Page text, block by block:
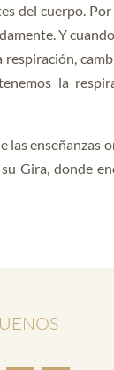
del cuerpo.
Y
la
las enseñanzas
Gira, donde